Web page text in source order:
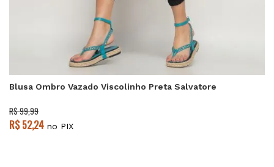
Blusa Ombro Vazado Viscolinho Preta Salvatore
R$ 99,99
R$ 52,24 no PIX